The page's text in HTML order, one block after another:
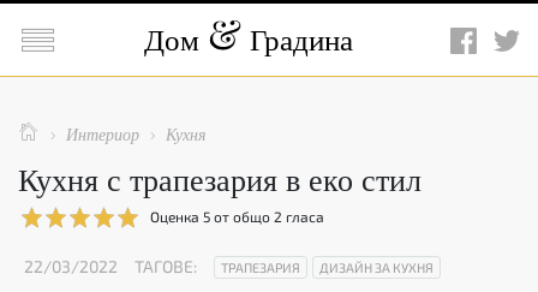
 Дом Градина
  Интериор  Кухня
Кухня с трапезария в еко стил
Оценка 5 от общо 2 гласа
22/03/2022 ТАГОВЕ: ТРАПЕЗАРИЯ ДИЗАЙН ЗА КУХНЯ